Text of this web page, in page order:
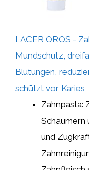
LACER OROS -
Mundschutz,
Blutungen,
schützt vor Karies
Zahnpasta:
Schäumern
und